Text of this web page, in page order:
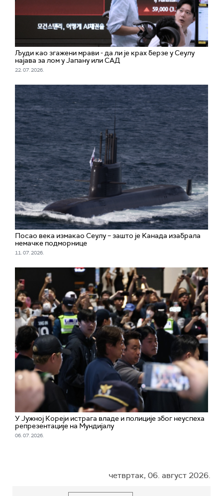
Људи као згажени мрави - да ли је крах берзе у Сеулу
најава за лом у Јапану или САД
22. 07. 2026.
Посао века измакао Сеулу – зашто је Kанада изабрала
немачке подморнице
11. 07. 2026.
У Јужној Кореји истрага владе и полиције због неуспеха
репрезентације на Мундијалу
06. 07. 2026.
четвртак, 06. август 2026.